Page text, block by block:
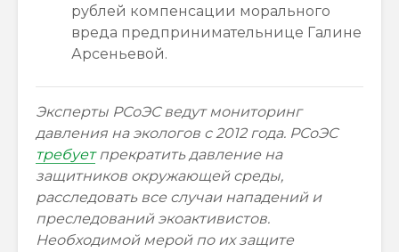
рублей компенсации морального
вреда предпринимательнице Галине
Арсеньевой.
Эксперты РСоЭС ведут мониторинг
давления на экологов с 2012 года. РСоЭС
требуетпрекратить давление на
защитников окружающей среды,
расследовать все случаи нападений и
преследований экоактивистов.
Необходимой мерой по их защите